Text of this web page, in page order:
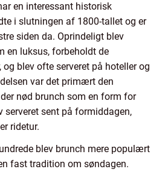
en interessant historisk
i slutningen af 1800-tallet og er
siden da. Oprindeligt blev
en luksus, forbeholdt de
og blev ofte serveret på hoteller og
var det primært den
nød brunch som en form for
serveret sent på formiddagen,
ridetur.
blev brunch mere populært
fast tradition om søndagen.